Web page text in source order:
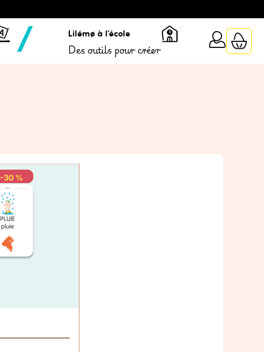
Lilémø à l'école
Des outils pour créer
-30 %